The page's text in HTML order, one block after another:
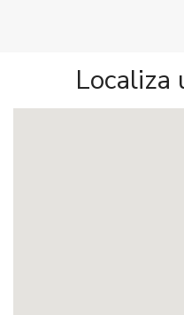
Localiza